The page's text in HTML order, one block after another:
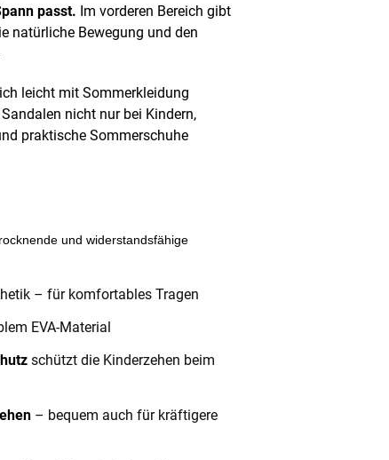
passt. Im vorderen Bereich gibt
natürliche Bewegung und den
leicht mit Sommerkleidung
nicht nur bei Kindern,
praktische Sommerschuhe
und widerstandsfähige
– für komfortables Tragen
EVA-Material
schützt die Kinderzehen beim
– bequem auch für kräftigere